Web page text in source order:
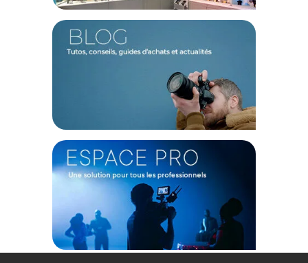
Distance minimale de mise au point : 95 cm
Grossissement : 0.32x
Rapport de reproduction maximum : 1: 3.1
Éléments / Groupes : 20/14
Autofocus : Oui
PHYSIQUE
Filetage du filtre avant : 67 mm
Dimensions (DxL) : 76 x 175,3 mm
Offre valable jusqu'au 06-08-2026 inclus.